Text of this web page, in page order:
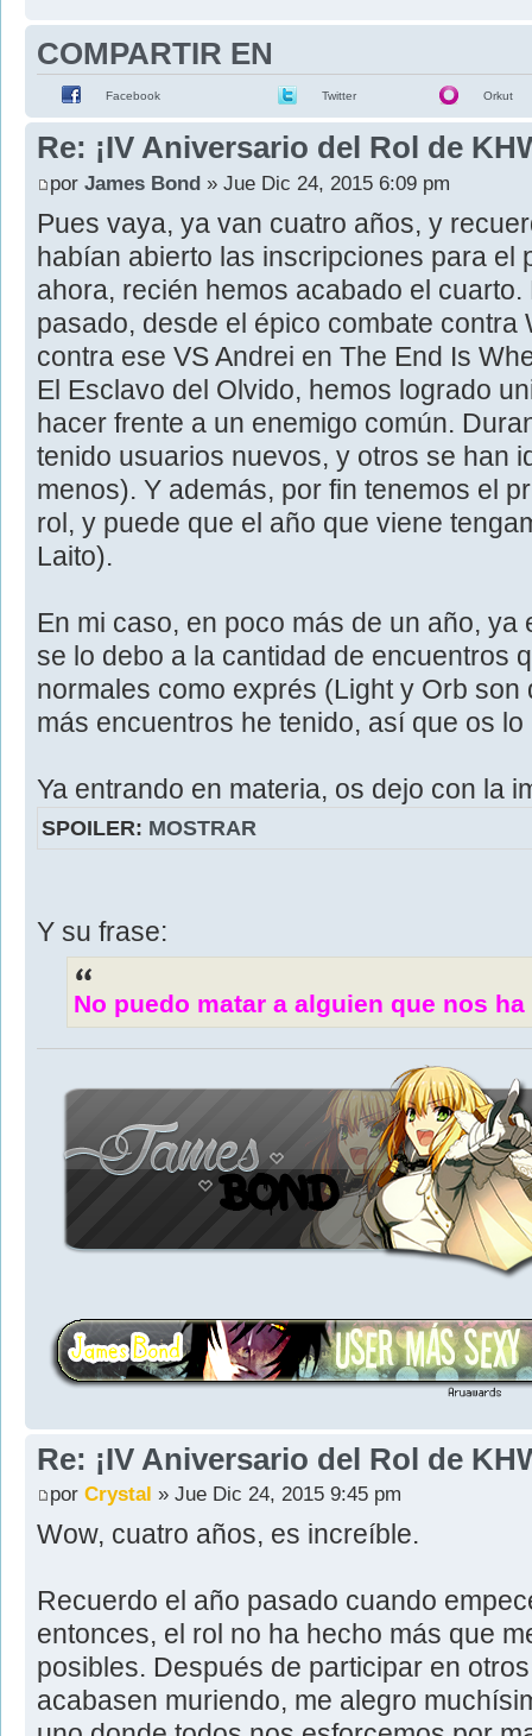
COMPARTIR EN
Facebook Twitter Orkut
Re: ¡IV Aniversario del Rol de
por James Bond » Jue Dic 24, 2015 6:09 pm
Pues vaya, ya van cuatro años, y
habían abierto las inscripciones para el
ahora, recién hemos acabado el
pasado, desde el épico combate contra
contra ese VS Andrei en The End Is
El Esclavo del Olvido, hemos logrado
hacer frente a un enemigo común.
tenido usuarios nuevos, y otros se han
menos). Y además, por fin tenemos el
rol, y puede que el año que viene
Laito).
En mi caso, en poco más de un año,
se lo debo a la cantidad de encuentros
normales como exprés (Light y Orb son
más encuentros he tenido, así que os
Ya entrando en materia, os dejo con la
SPOILER: MOSTRAR
Y su frase:
No puedo matar a alguien que nos
Re: ¡IV Aniversario del Rol de
por Crystal » Jue Dic 24, 2015 9:45 pm
Wow, cuatro años, es increíble.
Recuerdo el año pasado cuando
entonces, el rol no ha hecho más que
posibles. Después de participar en
acabasen muriendo, me alegro